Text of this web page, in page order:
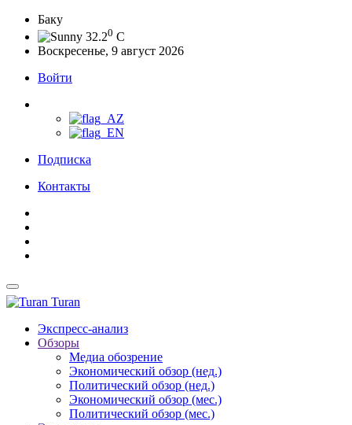
Баку
32.20 C
Воскресенье, 9 август 2026
Войти
Подписка
Контакты
Turan
Экспресс-анализ
Обзоры
Медиа обозрение
Экономический обзор (нед.)
Политический обзор (нед.)
Экономический обзор (мес.)
Политический обзор (мес.)